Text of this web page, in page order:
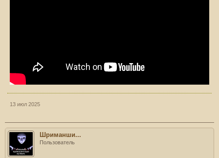
13 июл 2025
Шриманши...
Пользователь